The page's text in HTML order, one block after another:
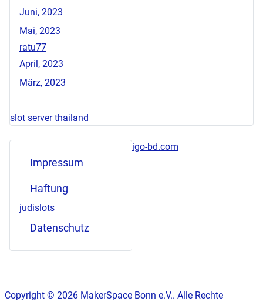
Juni, 2023
Mai, 2023
ratu77
April, 2023
März, 2023
slot server thailand
Impressum
Haftung
judislots
Datenschutz
igo-bd.com
Copyright © 2026 MakerSpace Bonn e.V.. Alle Rechte